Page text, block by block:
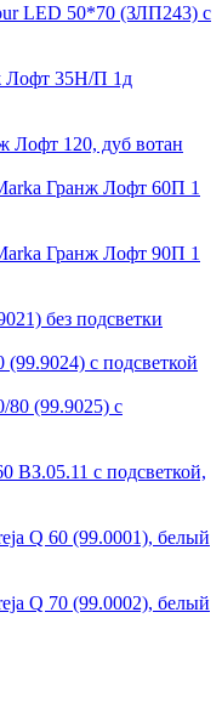
LED 50*70 (ЗЛП243) с
Лофт 35Н/П 1д
Лофт 120, дуб вотан
Гранж Лофт 60П 1
Гранж Лофт 90П 1
без подсветки
с подсветкой
80 (99.9025) с
ВЗ.05.11 с подсветкой,
Q 60 (99.0001), белый
Q 70 (99.0002), белый